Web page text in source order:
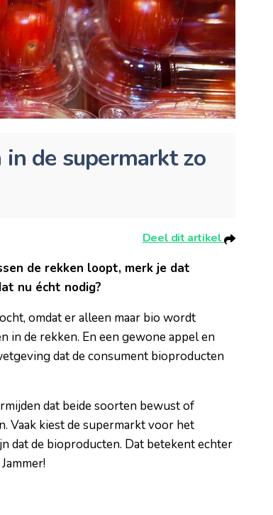
de supermarkt zo
Deel dit artikel
de rekken loopt, merk je dat
nu écht nodig?
omdat er alleen maar bio wordt
in de rekken. En een gewone appel en
dat de consument bioproducten
dat beide soorten bewust of
Vaak kiest de supermarkt voor het
dat de bioproducten. Dat betekent echter